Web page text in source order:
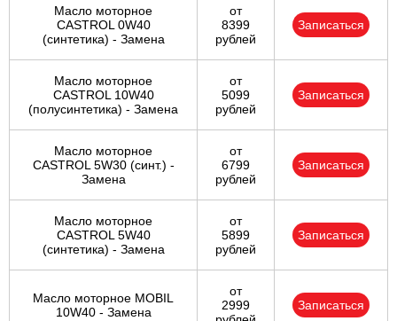
Масло моторное
CASTROL 0W40
(синтетика) - Замена
от
8399
рублей
Записаться
Масло моторное
CASTROL 10W40
(полусинтетика) - Замена
от
5099
рублей
Записаться
Масло моторное
CASTROL 5W30 (синт.) -
Замена
от
6799
рублей
Записаться
Масло моторное
CASTROL 5W40
(синтетика) - Замена
от
5899
рублей
Записаться
Масло моторное MOBIL
10W40 - Замена
от
2999
Записаться